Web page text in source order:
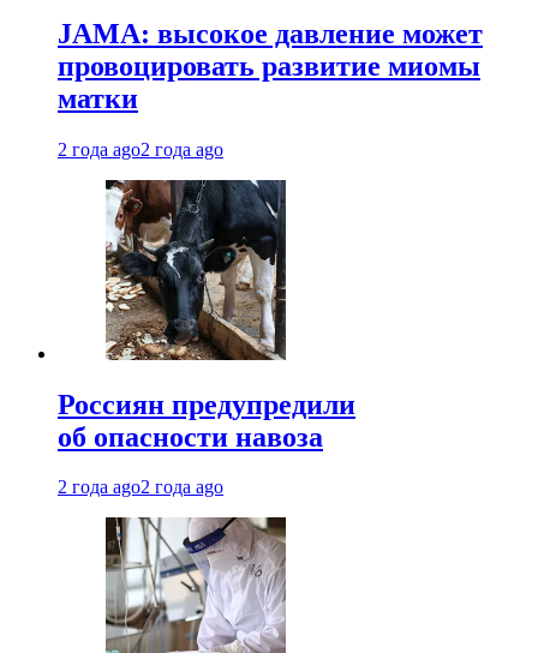
JAMA: высокое давление может
провоцировать развитие миомы
матки
2 года ago2 года ago
Россиян предупредили
об опасности навоза
2 года ago2 года ago